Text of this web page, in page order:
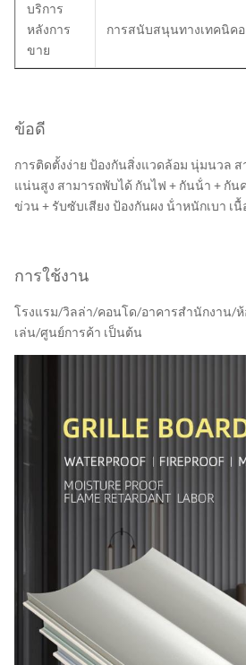
บริการ
หลังการ
ขาย
การสนับสนุนทางเทคนิค
ข้อดี
การติดตั้งง่าย ป้องกันสิ่งแวดล้อม นุ่มนวล
แน่นสูง สามารถพับได้ กันไฟ + กันน้ํา + กั
ข่วน + รับซับเสียง ป้องกันผง น้ําหนักเบา เ
การใช้งาน
โรงแรม/วิลล่า/คอนโด/อาคารสํานักงาน/
เล่น/ศูนย์การค้า เป็นต้น